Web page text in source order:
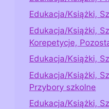
Edukacja/Książki,
Edukacja/Książki,
Korepetycje,
Edukacja/Książki,
Edukacja/Książki,
Przybory szkolne
Edukacja/Książki,